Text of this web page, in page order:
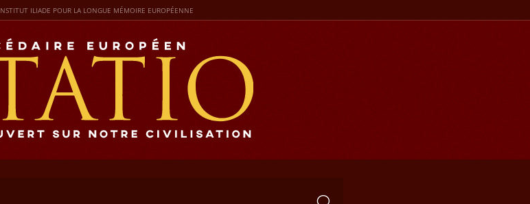
ILIADE POUR LA LONGUE MÉMOIRE EUROPÉENNE